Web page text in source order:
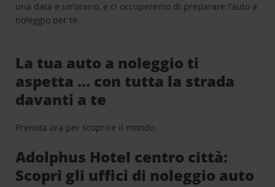
una data e un’orario, e ci occuperemo di preparare l’auto a
noleggio per te.
La tua auto a noleggio ti
aspetta … con tutta la strada
davanti a te
Prenota ora per scoprire il mondo.
Adolphus Hotel centro città:
Scopri gli uffici di noleggio auto